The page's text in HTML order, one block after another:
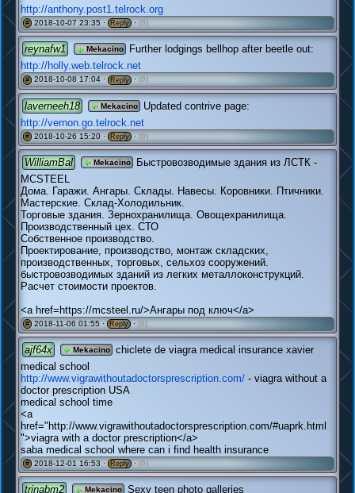
http://anthony.post1.telrock.org
# 2018-10-07 23:35 · Reply · (0)
reynafw1 Mekacino
Further lodgings bellhop after beetle out:
http://holly.web.telrock.net
# 2018-10-08 17:04 · Reply · (0)
laverneeh18 Mekacino
Updated contrive page:
http://vernon.go.telrock.net
# 2018-10-26 15:20 · Reply · (0)
WilliamBal Mekacino
Быстровозводимые здания из ЛСТК -
MCSTEEL
Дома. Гаражи. Ангары. Склады. Навесы. Коровники. Птичники.
Мастерские. Склад-Холодильник.
Торговые здания. Зернохранилища. Овощехранилища.
Производственный цех. СТО
Собственное производство.
Проектирование, производство, монтаж складских,
производственных, торговых, сельхоз сооружений.
быстровозводимых зданий из легких металлоконструкций.
Расчет стоимости проектов.
<a href=https://mcsteel.ru/>Ангары под ключ</a>
# 2018-11-06 01:55 · Reply · (0)
ajf64x Mekacino
chiclete de viagra medical insurance xavier
medical school
http://www.vigrawithoutadoctorsprescription.com/ - viagra without a
doctor prescription USA
medical school time
<a
href="http://www.vigrawithoutadoctorsprescription.com/#uaprk.html
">viagra with a doctor prescription</a>
saba medical school where can i find health insurance
# 2018-12-01 16:53 · Reply · (0)
trinabm2 Mekacino Sexy teen photo galleries